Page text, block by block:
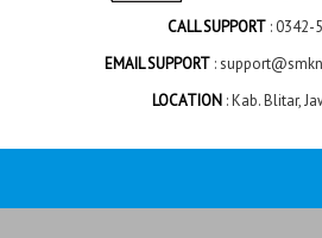
CALL SUPPORT 0342-
EMAIL SUPPORT
LOCATION Kab. Blitar,